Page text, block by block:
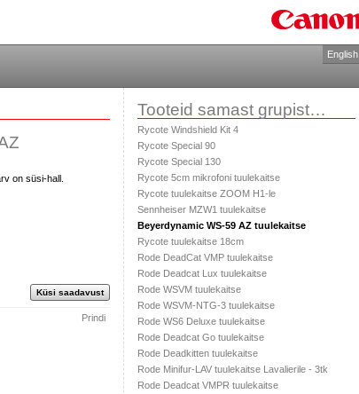
English
on süsi-hall.
Küsi saadavust
Prindi
Tooteid samast grupist…
Rycote Windshield Kit 4
Rycote Special 90
Rycote Special 130
Rycote 5cm mikrofoni tuulekaitse
Rycote tuulekaitse ZOOM H1-le
Sennheiser MZW1 tuulekaitse
Beyerdynamic WS-59 AZ tuulekaitse
Rycote tuulekaitse 18cm
Rode DeadCat VMP tuulekaitse
Rode Deadcat Lux tuulekaitse
Rode WSVM tuulekaitse
Rode WSVM-NTG-3 tuulekaitse
Rode WS6 Deluxe tuulekaitse
Rode Deadcat Go tuulekaitse
Rode Deadkitten tuulekaitse
Rode Minifur-LAV tuulekaitse Lavalierile - 3tk
Rode Deadcat VMPR tuulekaitse